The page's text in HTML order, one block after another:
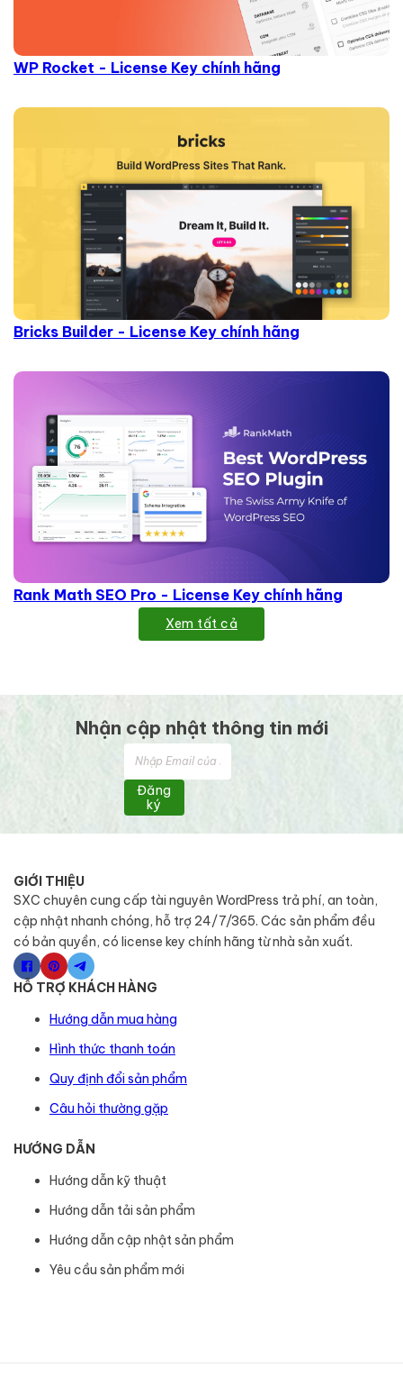
WP Rocket - License Key chính hãng
Bricks Builder - License Key chính hãng
Rank Math SEO Pro - License Key chính hãng
Xem tất cả
Nhận cập nhật thông tin mới
Đăng
ký
GIỚI THIỆU
SXC chuyên cung cấp tài nguyên WordPress trả phí, an toàn,
cập nhật nhanh chóng, hỗ trợ 24/7/365. Các sản phẩm đều
có bản quyền, có license key chính hãng từ nhà sản xuất.
HỖ TRỢ KHÁCH HÀNG
Hướng dẫn mua hàng
Hình thức thanh toán
Quy định đổi sản phẩm
Câu hỏi thường gặp
HƯỚNG DẪN
Hướng dẫn kỹ thuật
Hướng dẫn tải sản phẩm
Hướng dẫn cập nhật sản phẩm
Yêu cầu sản phẩm mới